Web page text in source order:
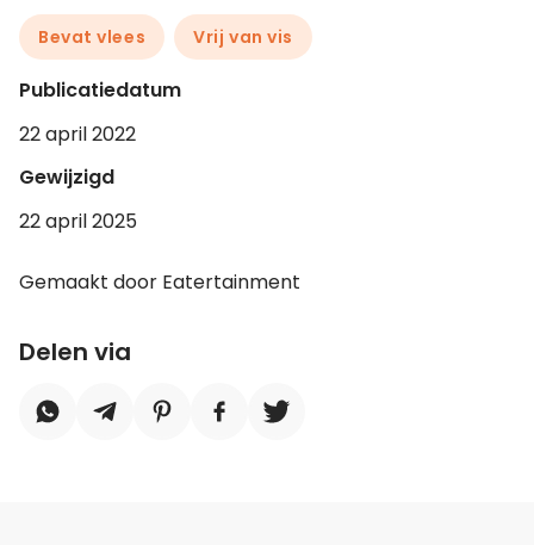
Bevat vlees Vrij van vis
Publicatiedatum
22 april 2022
Gewijzigd
22 april 2025
Gemaakt door Eatertainment
Delen via